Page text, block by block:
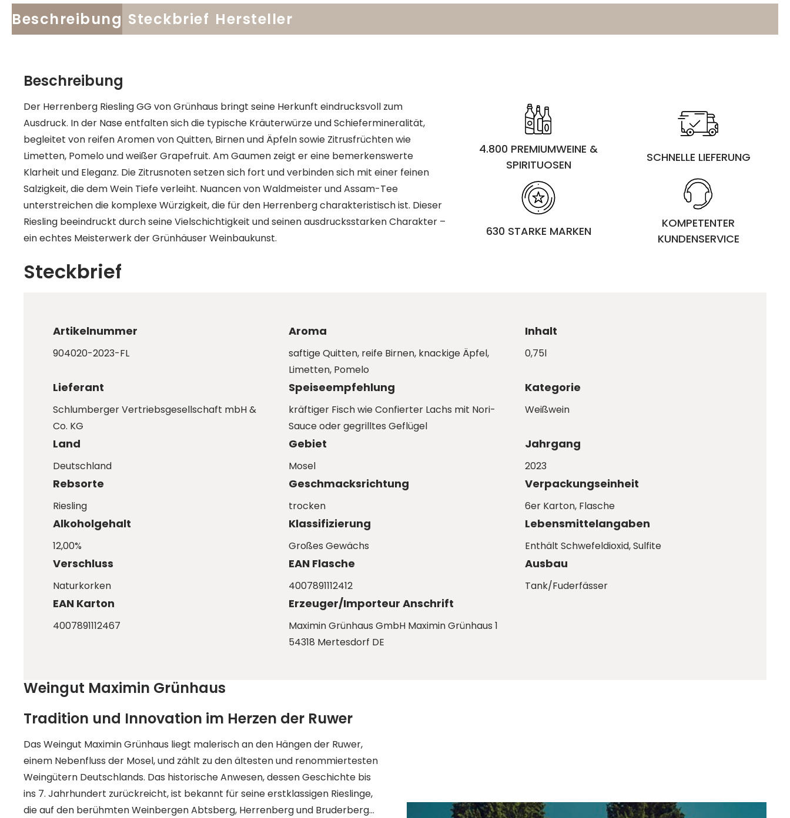
Beschreibung Steckbrief Hersteller
Beschreibung
Der Herrenberg Riesling GG von Grünhaus bringt seine Herkunft eindrucksvoll zum
Ausdruck. In der Nase entfalten sich die typische Kräuterwürze und Schiefermineralität,
begleitet von reifen Aromen von Quitten, Birnen und Äpfeln sowie Zitrusfrüchten wie
Limetten, Pomelo und weißer Grapefruit. Am Gaumen zeigt er eine bemerkenswerte
Klarheit und Eleganz. Die Zitrusnoten setzen sich fort und verbinden sich mit einer feinen
Salzigkeit, die dem Wein Tiefe verleiht. Nuancen von Waldmeister und Assam-Tee
unterstreichen die komplexe Würzigkeit, die für den Herrenberg charakteristisch ist. Dieser
Riesling beeindruckt durch seine Vielschichtigkeit und seinen ausdrucksstarken Charakter –
ein echtes Meisterwerk der Grünhäuser Weinbaukunst.
4.800 PREMIUMWEINE &
SPIRITUOSEN
SCHNELLE LIEFERUNG
630 STARKE MARKEN
KOMPETENTER
KUNDENSERVICE
Steckbrief
Artikelnummer
904020-2023-FL
Aroma
saftige Quitten, reife Birnen, knackige Äpfel,
Limetten, Pomelo
Inhalt
0,75l
Lieferant
Schlumberger Vertriebsgesellschaft mbH &
Co. KG
Speiseempfehlung
kräftiger Fisch wie Confierter Lachs mit Nori-
Sauce oder gegrilltes Geflügel
Kategorie
Weißwein
Land
Deutschland
Gebiet
Mosel
Jahrgang
2023
Rebsorte
Riesling
Geschmacksrichtung
trocken
Verpackungseinheit
6er Karton, Flasche
Alkoholgehalt
12,00%
Klassifizierung
Großes Gewächs
Lebensmittelangaben
Enthält Schwefeldioxid, Sulfite
Verschluss
Naturkorken
EAN Flasche
4007891112412
Ausbau
Tank/Fuderfässer
EAN Karton
4007891112467
Erzeuger/Importeur Anschrift
Maximin Grünhaus GmbH Maximin Grünhaus 1
54318 Mertesdorf DE
Weingut Maximin Grünhaus
Tradition und Innovation im Herzen der Ruwer
Das Weingut Maximin Grünhaus liegt malerisch an den Hängen der Ruwer,
einem Nebenfluss der Mosel, und zählt zu den ältesten und renommiertesten
Weingütern Deutschlands. Das historische Anwesen, dessen Geschichte bis
ins 7. Jahrhundert zurückreicht, ist bekannt für seine erstklassigen Rieslinge,
die auf den berühmten Weinbergen Abtsberg, Herrenberg und Bruderberg